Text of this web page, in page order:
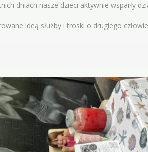
dniach nasze dzieci aktywnie wsparły
ideą służby i troski o drugiego